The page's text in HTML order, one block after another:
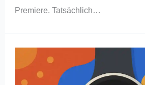
Premiere. Tatsächlich…